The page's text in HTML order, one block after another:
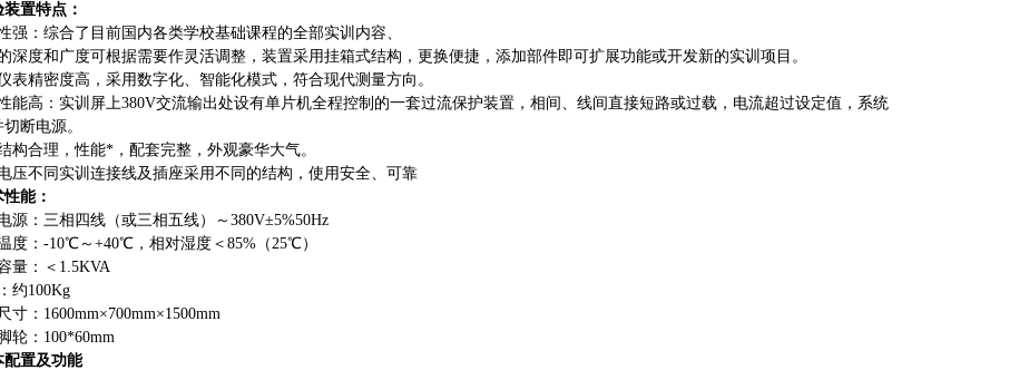
置特点：
强：综合了目前国内各类学校基础课程的全部实训内容、
深度和广度可根据需要作灵活调整，装置采用挂箱式结构，更换便捷，添加部件即可扩展功能或开发新的实训项目。
表精密度高，采用数字化、智能化模式，符合现代测量方向。
能高：实训屏上380V交流输出处设有单片机全程控制的一套过流保护装置，相间、线间直接短路或过载，电流超过设定值，系统
断电源。
构合理，性能*，配套完整，外观豪华大气。
压不同实训连接线及插座采用不同的结构，使用安全、可靠
能：
源：三相四线（或三相五线）～380V±5%50Hz
度：-10℃～+40℃，相对湿度＜85%（25℃）
量：＜1.5KVA
约100Kg
寸：1600mm×700mm×1500mm
轮：100*60mm
配置及功能